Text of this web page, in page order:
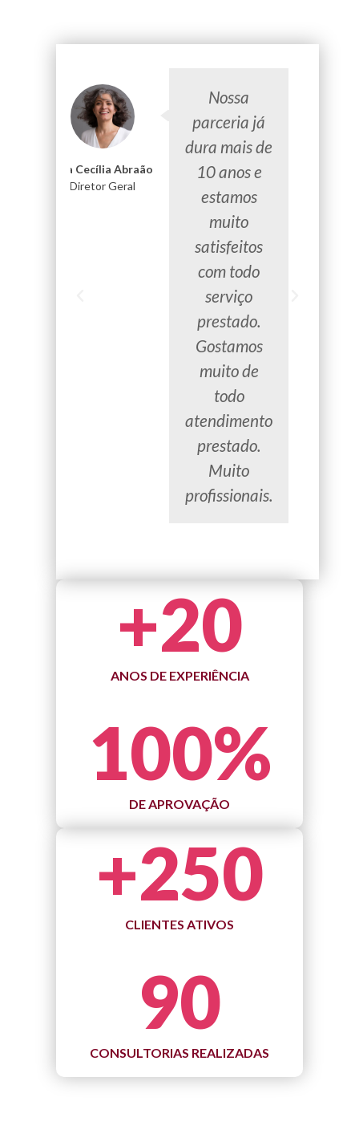
Nossa
parceria já
dura mais de
10 anos e
estamos
muito
satisfeitos
com todo
serviço
prestado.
Gostamos
muito de
todo
atendimento
prestado.
Muito
profissionais.
Ana Cecília Abraão
Diretor Geral
ANOS DE EXPERIÊNCIA
+20
DE APROVAÇÃO
100%
CLIENTES ATIVOS
+250
CONSULTORIAS REALIZADAS
90